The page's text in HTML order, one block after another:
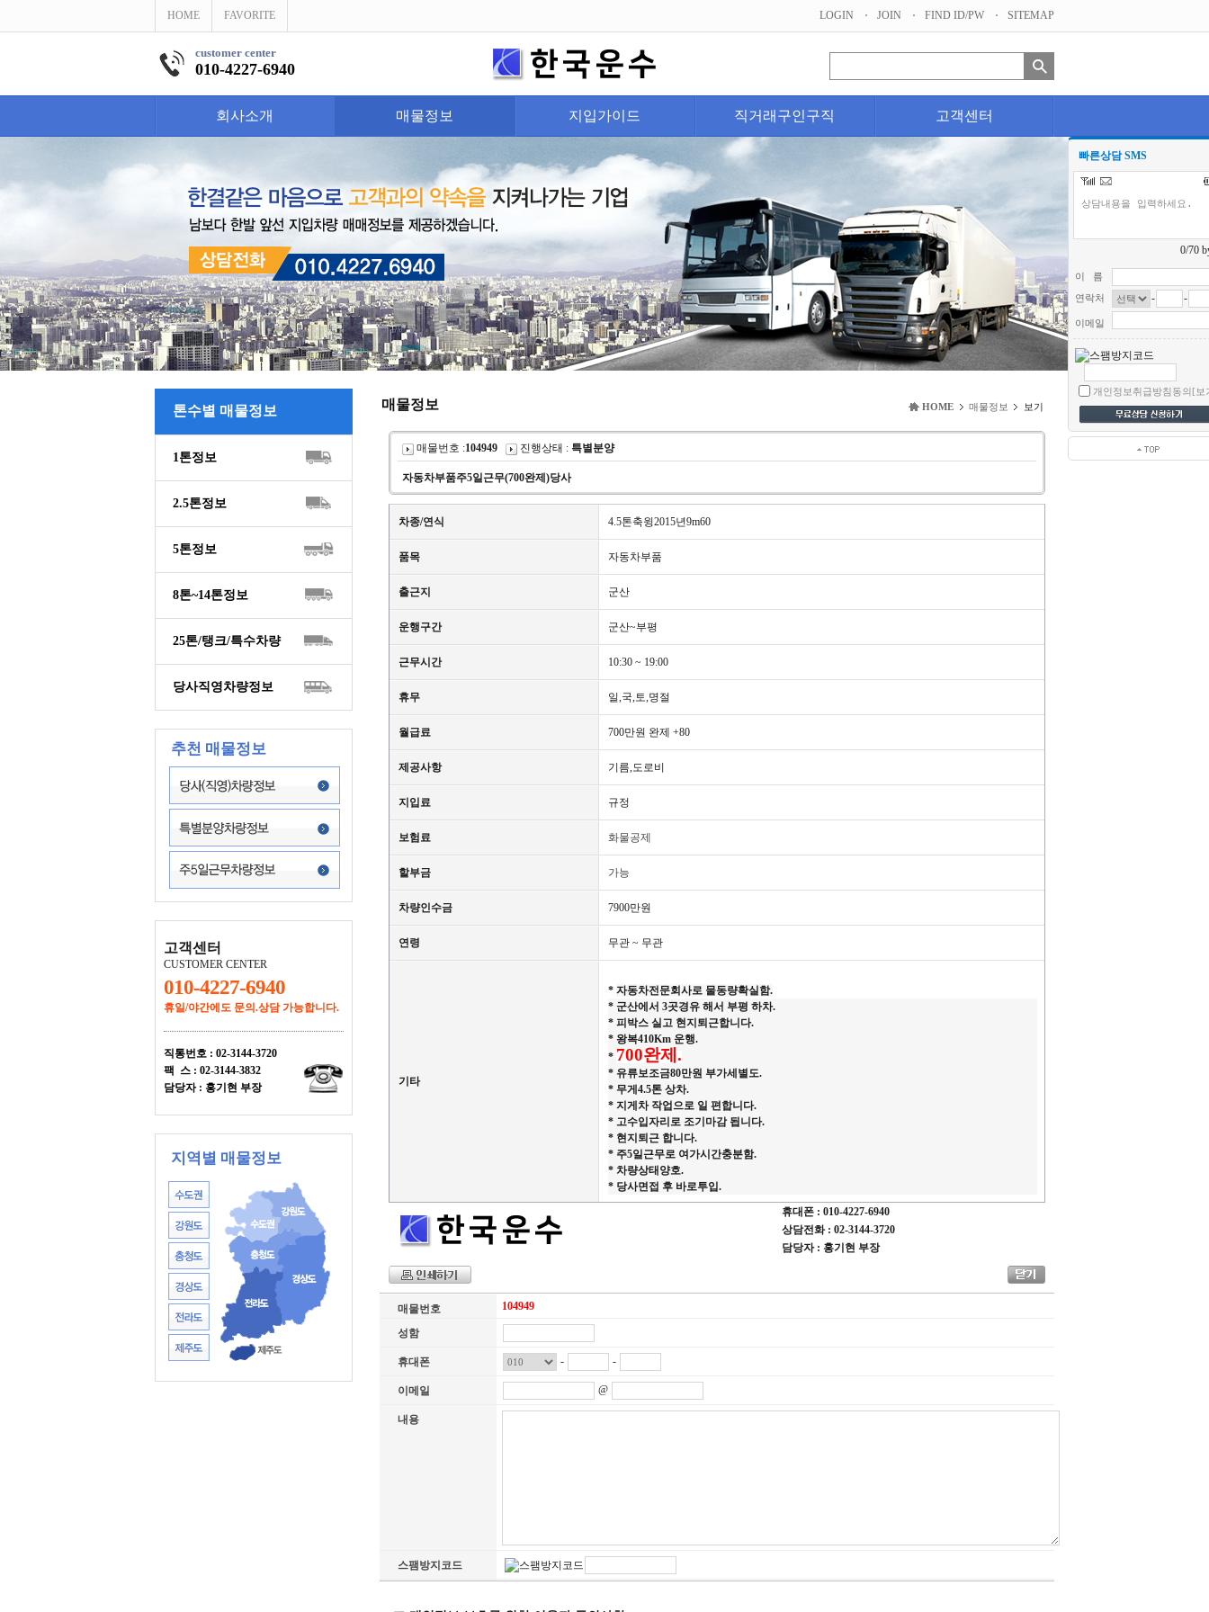
HOME FAVORITE LOGIN JOIN FIND ID/PW SITEMAP
customer center
010-4227-6940
회사소개 매물정보 지입가이드 직거래구인구직 고객센터
빠른상담 SMS
0/70
이 름
연락처
- -
이메일
개인정보취급방침동의 [보
톤수별 매물정보
1톤정보
2.5톤정보
5톤정보
8톤~14톤정보
25톤/탱크/특수차량
당사직영차량정보
추천 매물정보
고객센터
CUSTOMER CENTER
010-4227-6940
휴일/야간에도 문의.상담 가능합니다.
직통번호 : 02-3144-3720
팩 스 : 02-3144-3832
담당자 : 홍기현 부장
지역별 매물정보
매물정보 HOME 매물정보 보기
매물번호 :104949 진행상태 : 특별분양
자동차부품주5일근무(700완제)당사
차종/연식 4.5톤축윙2015년9m60
품목 자동차부품
출근지 군산
운행구간 군산~부평
근무시간 10:30 ~ 19:00
휴무 일,국,토,명절
월급료 700만원 완제 +80
제공사항 기름,도로비
지입료 규정
보험료 화물공제
할부금 가능
차량인수금 7900만원
연령 무관 ~ 무관
기타
* 자동차전문회사로 물동량확실함.
* 군산에서 3곳경유 해서 부평 하차.
* 피박스 실고 현지퇴근합니다.
* 왕복410Km 운행.
* 700완제.
* 유류보조금80만원 부가세별도.
* 무게4.5톤 상차.
* 지게차 작업으로 일 편합니다.
* 고수입자리로 조기마감 됩니다.
* 현지퇴근 합니다.
* 주5일근무로 여가시간충분함.
* 차량상태양호.
* 당사면접 후 바로투입.
휴대폰 : 010-4227-6940
상담전화 : 02-3144-3720
담당자 : 홍기현 부장
매물번호 104949
성함
휴대폰 - -
이메일 @
내용
스팸방지코드